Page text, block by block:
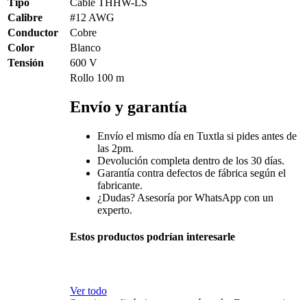
Tipo
Cable THHW-LS
Calibre
#12 AWG
Conductor
Cobre
Color
Blanco
Tensión
600 V
Rollo 100 m
Envío y garantía
Envío el mismo día en Tuxtla si pides antes de
las 2pm.
Devolución completa dentro de los 30 días.
Garantía contra defectos de fábrica según el
fabricante.
¿Dudas? Asesoría por WhatsApp con un
experto.
Estos productos podrían interesarle
Ver todo